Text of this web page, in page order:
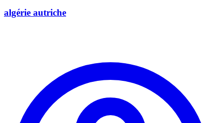
algérie autriche